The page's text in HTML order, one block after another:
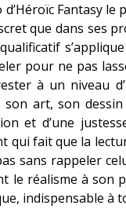
Fantasy
que dans ses
pour ne pas
à un niveau
art, son
et d’une
qui fait que la
sans rappeler
le réalisme à son
indispensable à